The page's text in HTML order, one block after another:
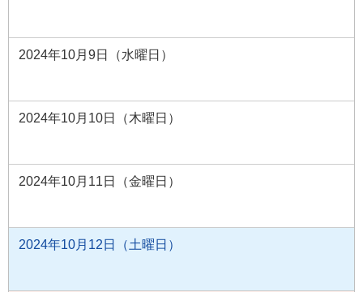
2024年10月9日（水曜日）
2024年10月10日（木曜日）
2024年10月11日（金曜日）
2024年10月12日（土曜日）